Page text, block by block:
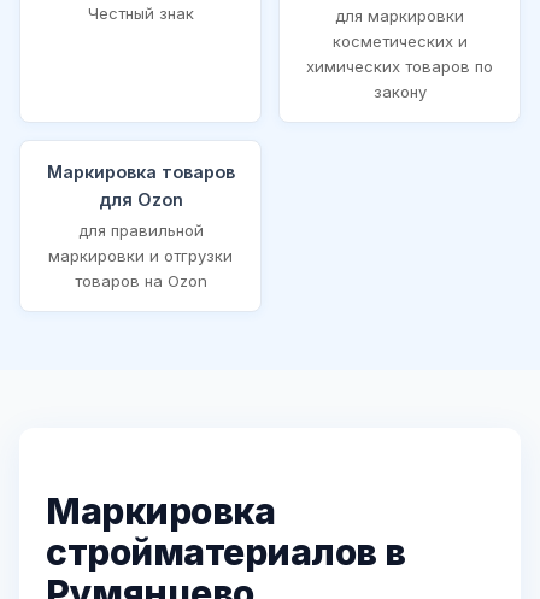
Честный знак
для маркировки
косметических и
химических товаров по
закону
Маркировка товаров
для Ozon
для правильной
маркировки и отгрузки
товаров на Ozon
Маркировка
стройматериалов в